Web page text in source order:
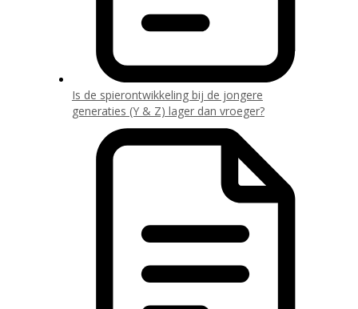
Is de spierontwikkeling bij de jongere
generaties (Y & Z) lager dan vroeger?